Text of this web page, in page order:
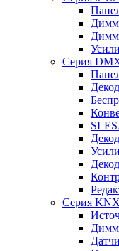
Серия
Серия KNX